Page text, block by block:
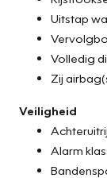
Uitstap
Volledig
Zij
Veiligheid
Alarm